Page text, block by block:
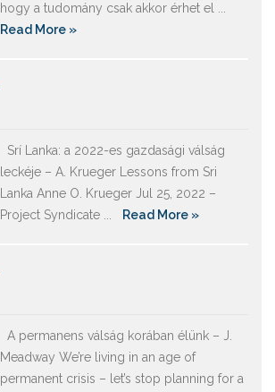
hogy a tudomány csak akkor érhet el ...
Read More »
Srí Lanka: a 2022-es gazdasági válság
leckéje – A. Krueger Lessons from Sri
Lanka Anne O. Krueger Jul 25, 2022 –
Project Syndicate ...
Read More »
A permanens válság korában élünk – J.
Meadway We’re living in an age of
permanent crisis – let’s stop planning for a